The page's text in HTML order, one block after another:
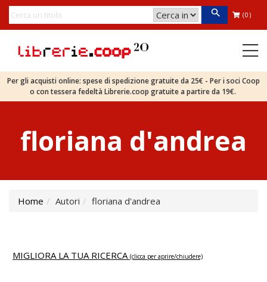
(0)
Per gli acquisti online: spese di spedizione gratuite da 25€ - Per i soci Coop
o con tessera fedeltà Librerie.coop gratuite a partire da 19€.
floriana d'andrea
Home Autori floriana d'andrea
MIGLIORA LA TUA RICERCA (clicca per aprire/chiudere)